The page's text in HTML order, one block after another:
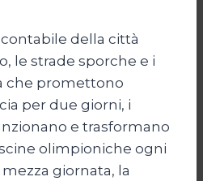
contabile della città
le strade sporche e i
che promettono
per due giorni, i
e trasformano
olimpioniche ogni
giornata, la